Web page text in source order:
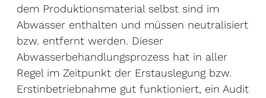
dem Produktionsmaterial selbst sind im
Abwasser enthalten und müssen neutralisiert
bzw. entfernt werden. Dieser
Abwasserbehandlungsprozess hat in aller
Regel im Zeitpunkt der Erstauslegung bzw.
Erstinbetriebnahme gut funktioniert, ein Audit